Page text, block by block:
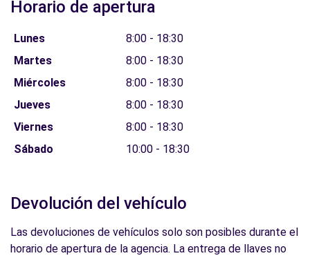
Horario de apertura
Lunes
8:00 - 18:30
Martes
8:00 - 18:30
Miércoles
8:00 - 18:30
Jueves
8:00 - 18:30
Viernes
8:00 - 18:30
Sábado
10:00 - 18:30
Devolución del vehículo
Las devoluciones de vehículos solo son posibles durante el
horario de apertura de la agencia. La entrega de llaves no